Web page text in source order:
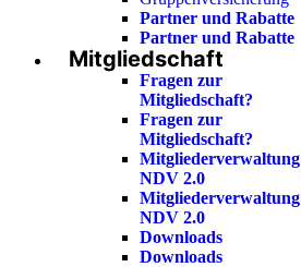
Partner und Rabatte
Partner und Rabatte
Mitgliedschaft
Fragen zur
Mitgliedschaft?
Fragen zur
Mitgliedschaft?
Mitgliederverwaltung
NDV 2.0
Mitgliederverwaltung
NDV 2.0
Downloads
Downloads